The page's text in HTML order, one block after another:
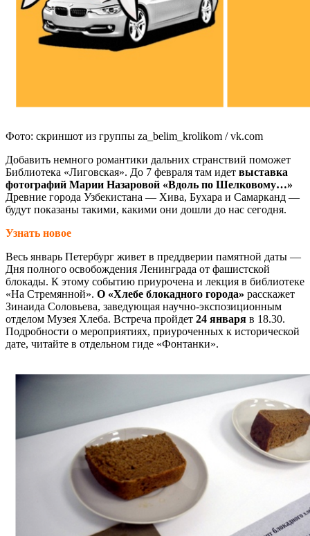
Фото: скриншот из группы za_belim_krolikom / vk.com
Добавить немного романтики дальних странствий поможет
Библиотека «Лиговская». До 7 февраля там идет выставка
фотографий Марии Назаровой «Вдоль по Шелковому…»
Древние города Узбекистана — Хива, Бухара и Самарканд —
будут показаны такими, какими они дошли до нас сегодня.
Узнать новое
Весь январь Петербург живет в преддверии памятной даты —
Дня полного освобождения Ленинграда от фашистской
блокады. К этому событию приурочена и лекция в библиотеке
«На Стремянной». О «Хлебе блокадного города» расскажет
Зинаида Соловьева, заведующая научно-экспозиционным
отделом Музея Хлеба. Встреча пройдет 24 января в 18.30.
Подробности о мероприятиях, приуроченных к исторической
дате, читайте в отдельном гиде «Фонтанки».